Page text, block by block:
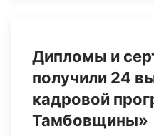
Дипломы и
получили 24
кадровой
Тамбовщины»